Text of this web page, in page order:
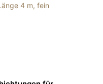
4 m, fein